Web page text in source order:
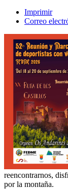
Imprimir
Correo
reencontrarnos,
por la montaña.